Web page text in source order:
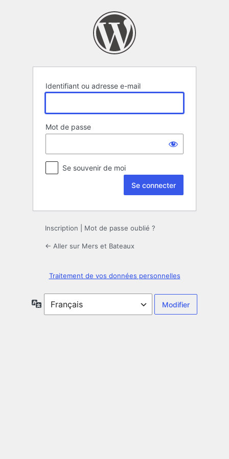
Identifiant ou adresse e-mail
Mot de passe
Se souvenir de moi
Inscription Mot de passe oublié ?
← Aller sur Mers et Bateaux
Traitement de vos données personnelles
Langue